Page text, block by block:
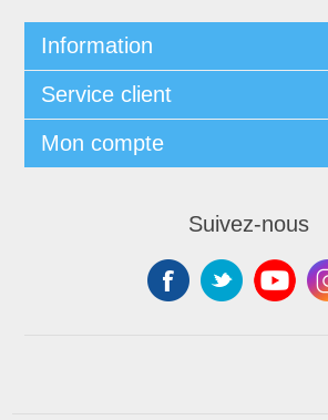
Information
Service client
Mon compte
Suivez-nous